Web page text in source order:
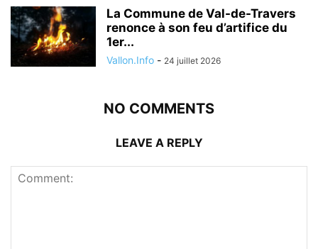
La Commune de Val-de-Travers
renonce à son feu d’artifice du
1er...
Vallon.Info - 24 juillet 2026
NO COMMENTS
LEAVE A REPLY